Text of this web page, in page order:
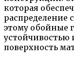
которая
распределение
этому обойные
устойчивостью
поверхность